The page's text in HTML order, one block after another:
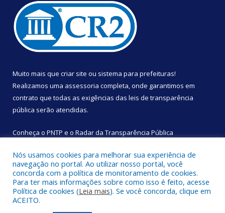
Muito mais que criar site ou sistema para prefeituras!
Realizamos uma assessoria completa, onde garantimos em
contrato que todas as exigências das leis de transparência
pública serão atendidas.
Conheça o PNTP e o Radar da Transparência Pública
Todos os direitos reservados a Câmara Municipal de São
Sebastião da Boa Vista.
Nós usamos cookies para melhorar sua experiência de
navegação no portal. Ao utilizar nosso portal, você
concorda com a política de monitoramento de cookies.
Para ter mais informações sobre como isso é feito, acesse
Política de cookies (Leia mais). Se você concorda, clique em
ACEITO.